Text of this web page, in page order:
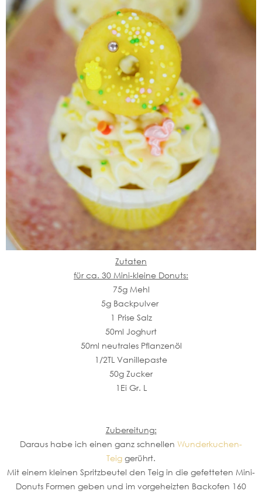
Zutaten
für ca. 30 Mini-kleine Donuts:
75g Mehl
5g Backpulver
1 Prise Salz
50ml Joghurt
50ml neutrales Pflanzenöl
1/2TL Vanillepaste
50g Zucker
1Ei Gr. L
Zubereitung:
Daraus habe ich einen ganz schnellen Wunderkuchen-
Teig gerührt.
Mit einem kleinen Spritzbeutel den Teig in die gefetteten Mini-
Donuts Formen geben und im vorgeheizten Backofen 160